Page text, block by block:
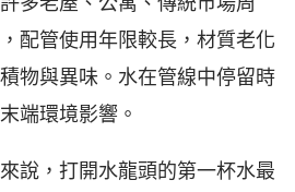
配管使用年限較長，材質老化
物與異味。水在管線中停留時
端環境影響。
說，打開水龍頭的第一杯水最